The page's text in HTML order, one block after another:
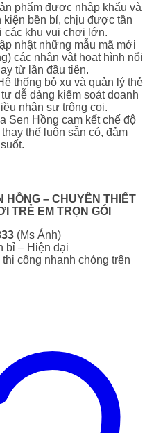
phẩm được nhập khẩu và
bền bỉ, chịu được tần
các khu vui chơi lớn.
nhật những mẫu mã mới
các nhân vật hoạt hình nổi
từ lần đầu tiên.
thống bỏ xu và quản lý thẻ
dễ dàng kiểm soát doanh
nhân sự trông coi.
Sen Hồng cam kết chế độ
thế luôn sẵn có, đảm
HỒNG – CHUYÊN THIẾT
TRẺ EM TRỌN GÓI
(Ms Ánh)
bỉ – Hiện đại
công nhanh chóng trên